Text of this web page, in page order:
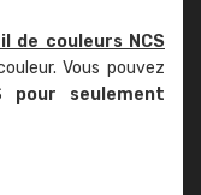
de couleurs NCS
Vous pouvez
pour seulement